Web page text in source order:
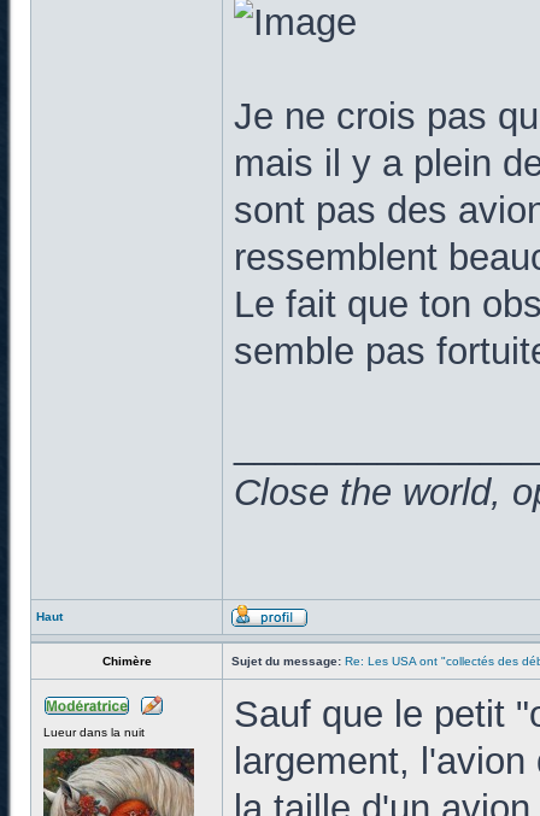
Je ne crois pas
mais il y a plein
sont pas des
ressemblent
Le fait que ton
semble pas
Close the world,
Haut
Chimère Sujet du message: Re: Les USA ont "collectés des
Lueur dans la nuit
Sauf que le petit
largement,